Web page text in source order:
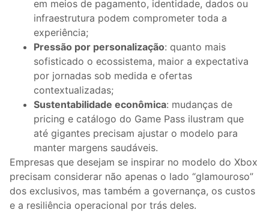
em meios de pagamento, identidade, dados ou
infraestrutura podem comprometer toda a
experiência;
Pressão por personalização: quanto mais
sofisticado o ecossistema, maior a expectativa
por jornadas sob medida e ofertas
contextualizadas;
Sustentabilidade econômica: mudanças de
pricing e catálogo do Game Pass ilustram que
até gigantes precisam ajustar o modelo para
manter margens saudáveis.
Empresas que desejam se inspirar no modelo do Xbox
precisam considerar não apenas o lado “glamouroso”
dos exclusivos, mas também a governança, os custos
e a resiliência operacional por trás deles.